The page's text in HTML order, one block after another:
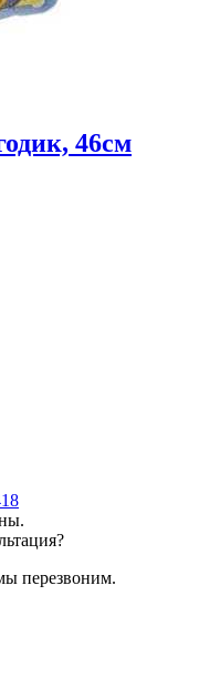
46см
перезвоним.